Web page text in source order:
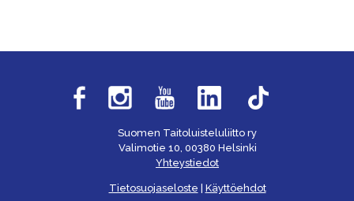
Suomen Taitoluisteluliitto ry
Valimotie 10, 00380 Helsinki
Yhteystiedot
Tietosuojaseloste Käyttöehdot